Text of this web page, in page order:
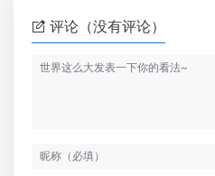
评论（没有评论）